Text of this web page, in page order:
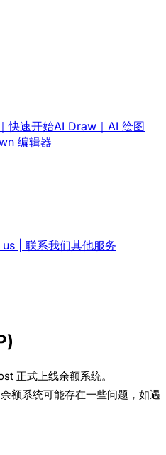
快速开始AI Draw｜AI 绘图
编辑器
| 联系我们其他服务
正式上线余额系统。
额系统可能存在一些问题，如遇